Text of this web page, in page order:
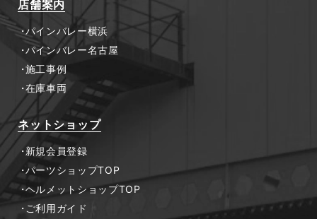
店舗案内
パインバレー横浜
パインバレー名古屋
施工事例
在庫車両
ネットショップ
新規会員登録
パーツショップTOP
ヘルメットショップTOP
ご利用ガイド